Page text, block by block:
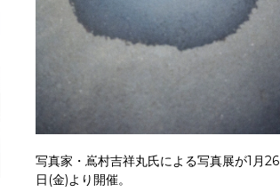
写真家・嶌村吉祥丸氏による写真展が1月26
日(金)より開催。